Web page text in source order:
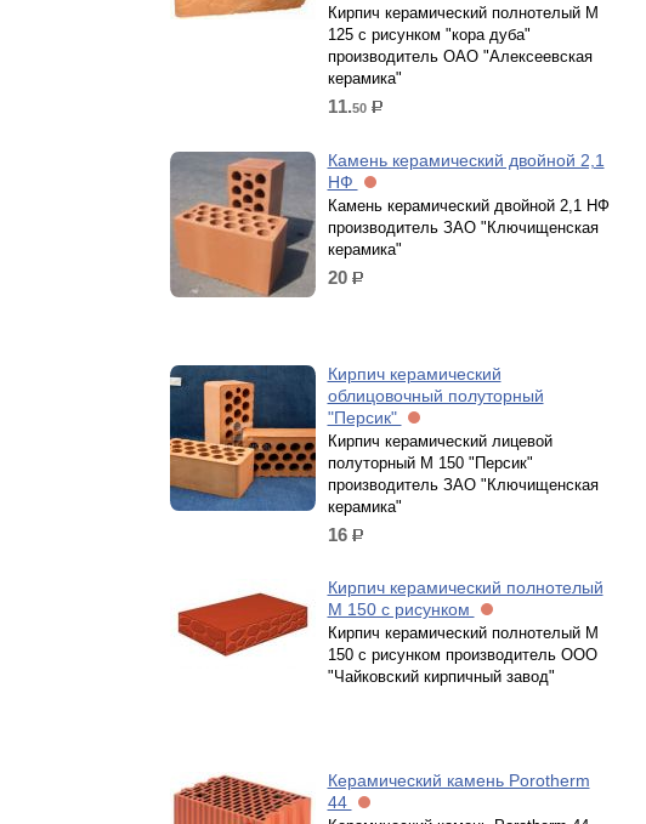
Кирпич керамический полнотелый М
125 с рисунком "кора дуба"
производитель ОАО "Алексеевская
керамика"
11.50 р.
Камень керамический двойной 2,1
НФ
Камень керамический двойной 2,1 НФ
производитель ЗАО "Ключищенская
керамика"
20 р.
Кирпич керамический
облицовочный полуторный
"Персик"
Кирпич керамический лицевой
полуторный М 150 "Персик"
производитель ЗАО "Ключищенская
керамика"
16 р.
Кирпич керамический полнотелый
М 150 с рисунком
Кирпич керамический полнотелый М
150 с рисунком производитель ООО
"Чайковский кирпичный завод"
Керамический камень Porotherm
44